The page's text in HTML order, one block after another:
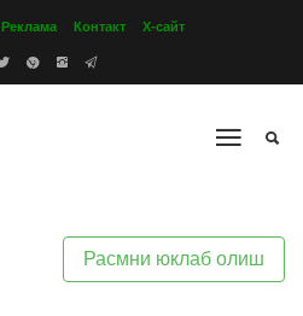
Реклама Контакт Х-сайт
Расмни юклаб олиш